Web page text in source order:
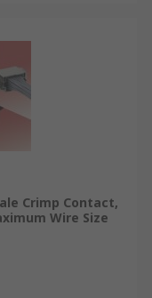
Crimp Contact,
Wire Size